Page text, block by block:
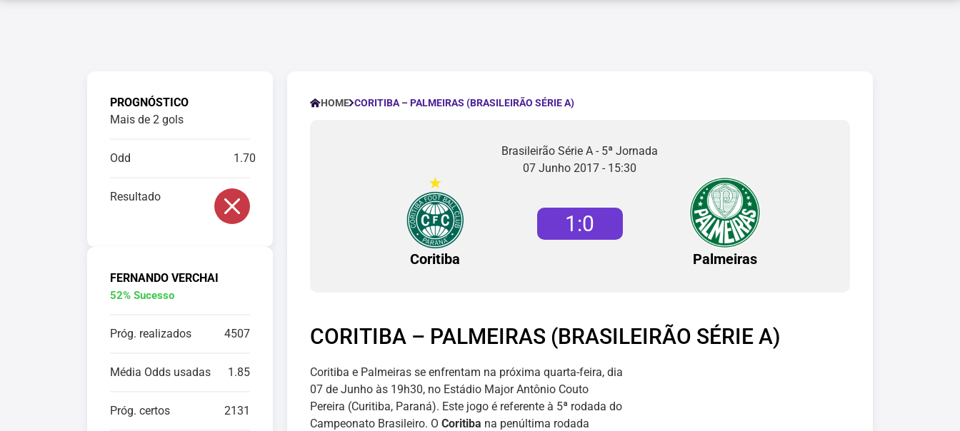
PROGNÓSTICO
Mais de 2 gols
Odd 1.70
Resultado
FERNANDO VERCHAI
52% Sucesso
Próg. realizados 4507
Média Odds usadas 1.85
Próg. certos 2131
HOME CORITIBA – PALMEIRAS (BRASILEIRÃO SÉRIE A)
Brasileirão Série A - 5ª Jornada
07 Junho 2017 - 15:30
Coritiba
1 :0
Palmeiras
CORITIBA – PALMEIRAS (BRASILEIRÃO SÉRIE A)
Coritiba e Palmeiras se enfrentam na próxima quarta-feira, dia
07 de Junho às 19h30, no Estádio Major Antônio Couto
Pereira (Curitiba, Paraná). Este jogo é referente à 5ª rodada do
Campeonato Brasileiro. O Coritiba na penúltima rodada